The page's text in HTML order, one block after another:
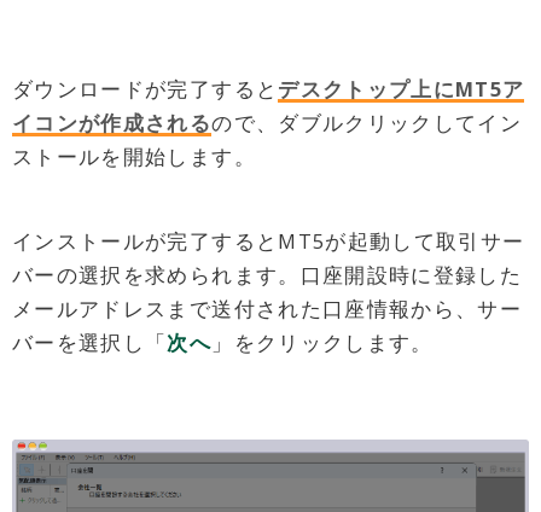
ダウンロードが完了すると デスクトップ上にMT5ア
イコンが作成されるので、ダブルクリックしてイン
ストールを開始します。
インストールが完了するとMT5が起動して取引サー
バーの選択を求められます。口座開設時に登録した
メールアドレスまで送付された口座情報から、サー
バーを選択し「次へ 」をクリックします。